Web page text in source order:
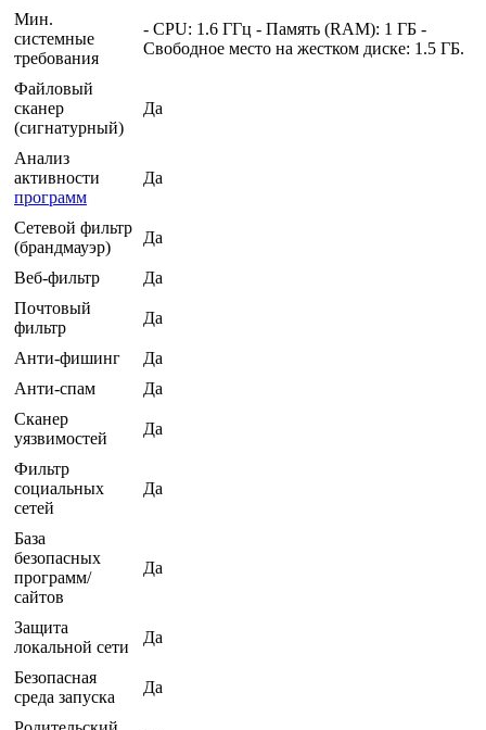
Мин.
системные
требования
- CPU: 1.6 ГГц - Память (RAM): 1 ГБ -
Свободное место на жестком диске: 1.5 ГБ.
Файловый
сканер
(сигнатурный)
Да
Анализ
активности
программ
Да
Сетевой фильтр
(брандмауэр)
Да
Веб-фильтр
Да
Почтовый
фильтр
Да
Анти-фишинг
Да
Анти-спам
Да
Сканер
уязвимостей
Да
Фильтр
социальных
сетей
Да
База
безопасных
программ/
сайтов
Да
Защита
локальной сети
Да
Безопасная
среда запуска
Да